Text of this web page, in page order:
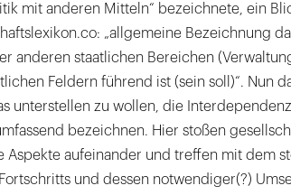
mit anderen Mitteln“ bezeichnete, ein
„allgemeine Bezeichnung
anderen staatlichen Bereichen
Feldern führend ist (sein soll)“. Nun
unterstellen zu wollen, die
bezeichnen. Hier stoßen
Aspekte aufeinander und treffen mit dem
und dessen notwendiger(?)